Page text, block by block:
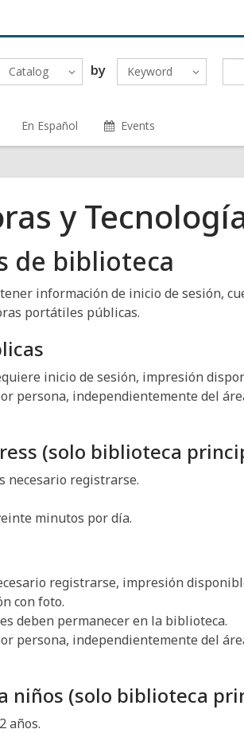
Catalog by Keyword
En Español Events
y
de biblioteca
información de inicio de sesión,
portátiles públicas.
inicio de sesión, impresión
persona, independientemente del
(solo biblioteca
necesario registrarse.
minutos por día.
registrarse, impresión
con foto.
deben permanecer en la biblioteca.
persona, independientemente del
niños (solo biblioteca
años.